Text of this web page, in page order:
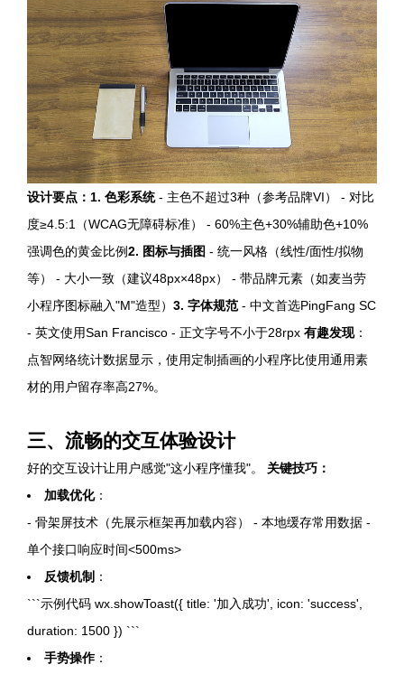
设计要点： 1. 色彩系统- 主色不超过3种（参考品牌VI） - 对比
度≥4.5:1（WCAG无障碍标准） - 60%主色+30%辅助色+10%
强调色的黄金比例2. 图标与插图 - 统一风格（线性/面性/拟物
等） - 大小一致（建议48px×48px） - 带品牌元素（如麦当劳
小程序图标融入"M"造型） 3. 字体规范 - 中文首选PingFang SC
- 英文使用San Francisco - 正文字号不小于28rpx 有趣发现：
点智网络统计数据显示，使用定制插画的小程序比使用通用素
材的用户留存率高27%。
三、流畅的交互体验设计
好的交互设计让用户感觉"这小程序懂我"。 关键技巧：
加载优化：
- 骨架屏技术（先展示框架再加载内容） - 本地缓存常用数据 -
单个接口响应时间<500ms>
反馈机制 ：
```示例代码 wx.showToast({ title: '加入成功', icon: 'success',
duration: 1500 }) ```
手势操作：